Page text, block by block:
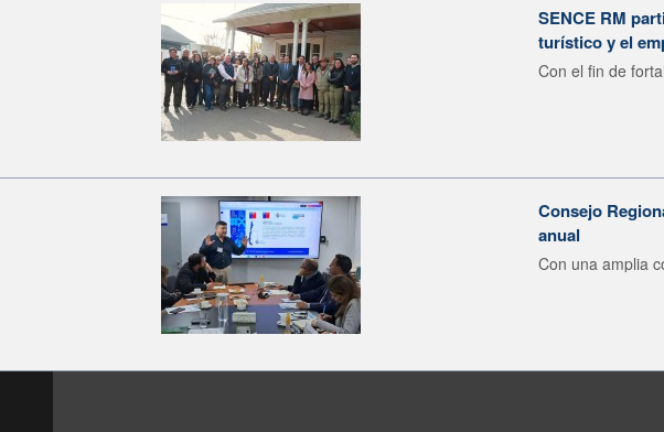
SENCE RM
turístico y el
Con el fin de
Consejo
anual
Con una amplia